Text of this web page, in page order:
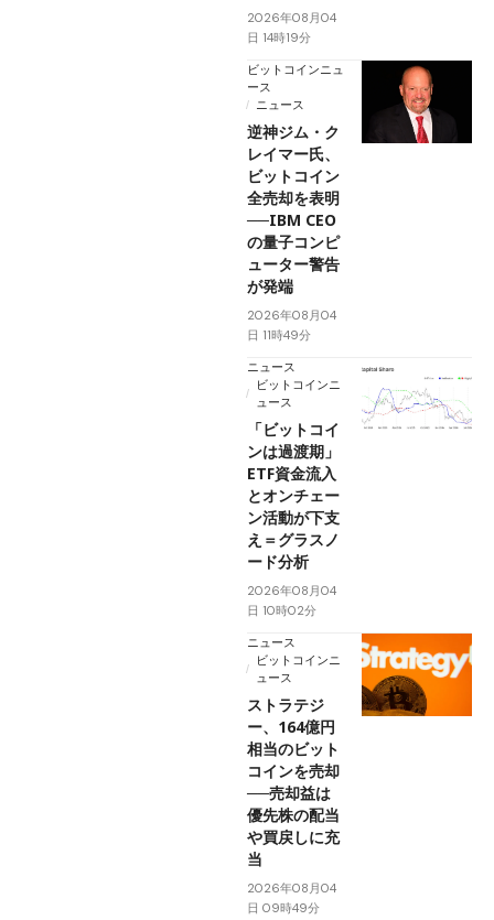
2026年08月04
日 14時19分
ビットコインニュ
ース
ニュース
逆神ジム・ク
レイマー氏、
ビットコイン
全売却を表明
──IBM CEO
の量子コンピ
ューター警告
が発端
2026年08月04
日 11時49分
ニュース
ビットコインニ
ュース
「ビットコイ
ンは過渡期」
ETF資金流入
とオンチェー
ン活動が下支
え＝グラスノ
ード分析
2026年08月04
日 10時02分
ニュース
ビットコインニ
ュース
ストラテジ
ー、164億円
相当のビット
コインを売却
──売却益は
優先株の配当
や買戻しに充
当
2026年08月04
日 09時49分